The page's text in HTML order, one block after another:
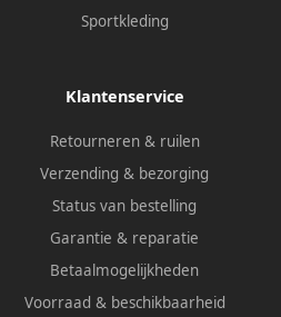
Sportkleding
Klantenservice
Retourneren & ruilen
Verzending & bezorging
Status van bestelling
Garantie & reparatie
Betaalmogelijkheden
Voorraad & beschikbaarheid